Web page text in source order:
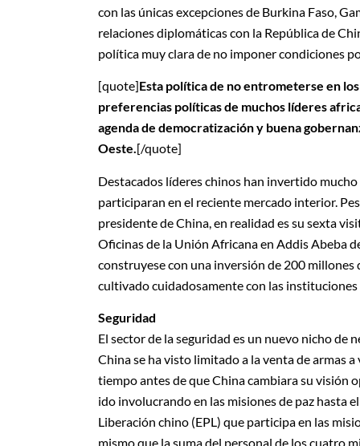
con las únicas excepciones de Burkina Faso,
relaciones diplomáticas con la República de
política muy clara de no imponer condiciones
[quote]Esta política de no entrometerse en
preferencias políticas de muchos líderes
agenda de democratización y buena
Oeste.[/quote]
Destacados líderes chinos han invertido
participaran en el reciente mercado interior.
presidente de China, en realidad es su sexta
Oficinas de la Unión Africana en Addis Abeba
construyese con una inversión de 200 millones
cultivado cuidadosamente con las
Seguridad
El sector de la seguridad es un nuevo nicho de
China se ha visto limitado a la venta de armas
tiempo antes de que China cambiara su visión
ido involucrando en las misiones de paz hasta
Liberación chino (EPL) que participa en las
mismo que la suma del personal de los cuatro